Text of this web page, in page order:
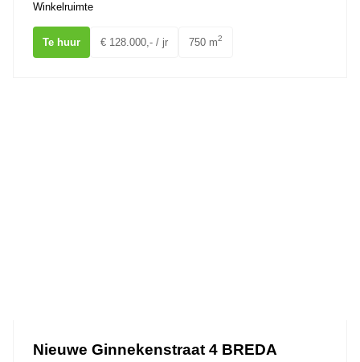
Winkelruimte
Te huur € 128.000,- / jr 750 m2
Nieuwe Ginnekenstraat 4 BREDA